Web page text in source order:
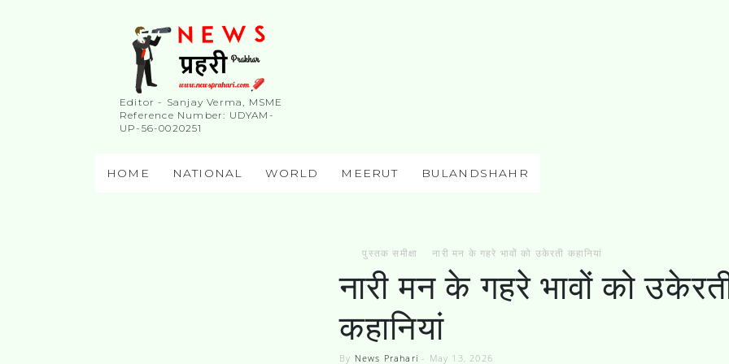
Editor - Sanjay Verma, MSME
Reference Number: UDYAM-
UP-56-0020251
HOME NATIONAL WORLD MEERUT BULANDSHAHR
पुस्तक समीक्षा नारी मन के गहरे भावों को उकेरती कहानियां
नारी मन के गहरे भावों को
कहानियां
By News Prahari - May 13, 2026